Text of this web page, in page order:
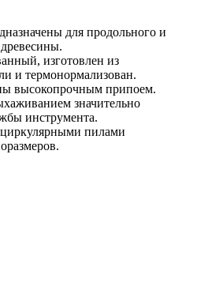
для продольного и
изготовлен из
и термонормализован.
высокопрочным припоем.
значительно
инструмента.
пилами